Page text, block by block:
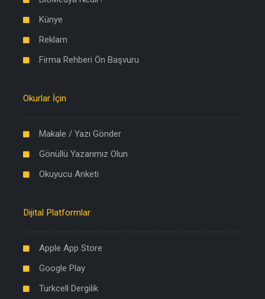
Künye
Reklam
Firma Rehberi Ön Başvuru
Okurlar İçin
Makale / Yazı Gönder
Gönüllü Yazarımız Olun
Okuyucu Anketi
Dijital Platformlar
Apple App Store
Google Play
Turkcell Dergilik